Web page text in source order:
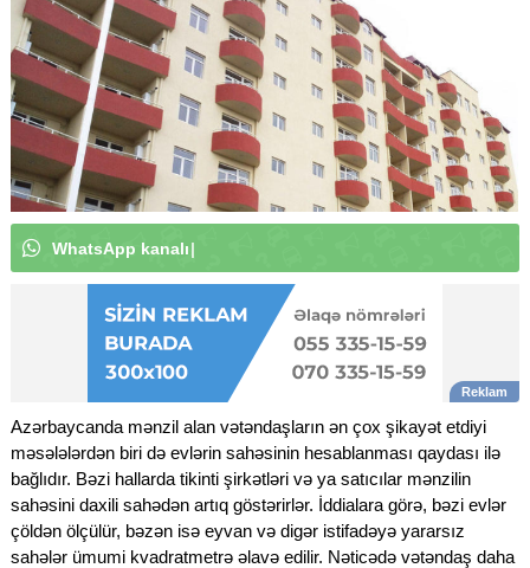
WhatsApp kanalım
Azərbaycanda mənzil alan vətəndaşların ən çox şikayət etdiyi
məsələlərdən biri də evlərin sahəsinin hesablanması qaydası ilə
bağlıdır. Bəzi hallarda tikinti şirkətləri və ya satıcılar mənzilin
sahəsini daxili sahədən artıq göstərirlər. İddialara görə, bəzi evlər
çöldən ölçülür, bəzən isə eyvan və digər istifadəyə yararsız
sahələr ümumi kvadratmetrə əlavə edilir. Nəticədə vətəndaş daha